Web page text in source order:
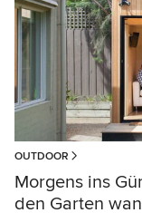
OUTDOOR
Morgens ins
den Garten